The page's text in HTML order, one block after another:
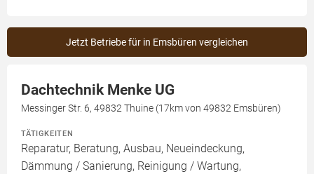
Jetzt Betriebe für in Emsbüren vergleichen
Dachtechnik Menke UG
Messinger Str. 6, 49832 Thuine (17km von 49832 Emsbüren)
TÄTIGKEITEN
Reparatur, Beratung, Ausbau, Neueindeckung,
Dämmung / Sanierung, Reinigung / Wartung,